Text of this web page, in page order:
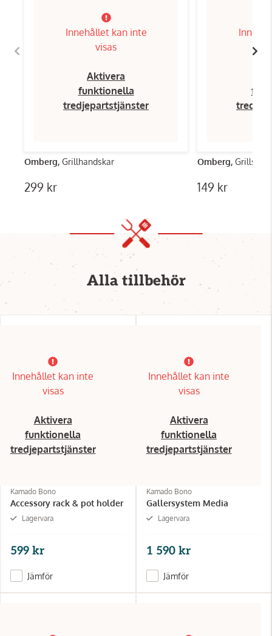
Innehållet kan inte
visas
Aktivera
funktionella
tredjepartstjänster
Omberg, Grillhandskar
299 kr
Omberg, Grillspett
149 kr
Alla tillbehör
Innehållet kan inte
visas
Aktivera
funktionella
tredjepartstjänster
Kamado Bono
Accessory rack & pot holder
Lagervara
599 kr
Jämför
Innehållet kan inte
visas
Aktivera
funktionella
tredjepartstjänster
Kamado Bono
Gallersystem Media
Lagervara
1 590 kr
Jämför